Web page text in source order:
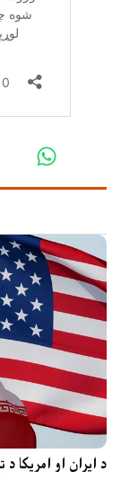
د ایران او